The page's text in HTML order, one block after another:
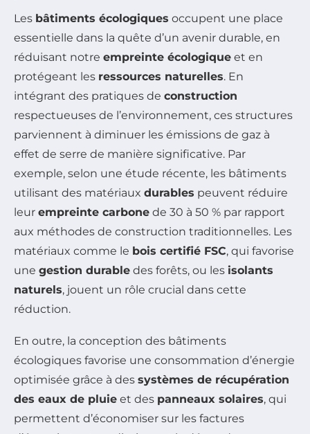
Les bâtiments écologiques occupent une place
essentielle dans la quête d’un avenir durable, en
réduisant notre empreinte écologique et en
protégeant les ressources naturelles. En
intégrant des pratiques de construction
respectueuses de l’environnement, ces structures
parviennent à diminuer les émissions de gaz à
effet de serre de manière significative. Par
exemple, selon une étude récente, les bâtiments
utilisant des matériaux durables peuvent réduire
leur empreinte carbone de 30 à 50 % par rapport
aux méthodes de construction traditionnelles. Les
matériaux comme le bois certifié FSC, qui favorise
une gestion durable des forêts, ou les isolants
naturels, jouent un rôle crucial dans cette
réduction.
En outre, la conception des bâtiments
écologiques favorise une consommation d’énergie
optimisée grâce à des systèmes de récupération
des eaux de pluie et des panneaux solaires, qui
permettent d’économiser sur les factures